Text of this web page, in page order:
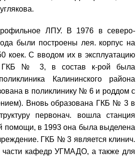
ЛПУ. В 1976 в северо-
были построены лея. корпус на
коек. С вводом их в эксплуатацию
ГКБ № 3, в состав к-рой была
Калининского района
в поликлинику № 6 и роддом с
Вновь образована ГКБ № 3 в
первонач. вошла станция
помощи, в 1993 она была выделена
ГКБ № 3 является клинич.
части кафедр УГМАДО, а также для